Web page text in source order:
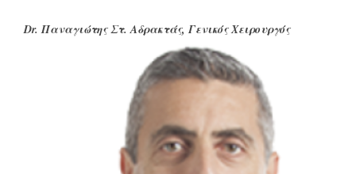
Dr. Παναγιώτης Στ. Αδρακτάς, Γενικός Χειρουργός